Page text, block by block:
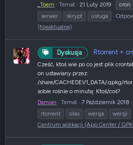
_Toem
Temat 21 Luty 2019 cron
serwer
skrypt usługa
(Nieaktualne)
Dyskusja Rtorrent +
Cześć, ktoś wie po co jest plik
on ustawiany przez:
/share/CACHEDEV1_DATA/.qpkg/
sobie rośnie o minutę: Ktoś/coś?
Damian
Temat 7 Październik 2018
rtorrent
silas wersja wersji
Centrum aplikacji (App Center /